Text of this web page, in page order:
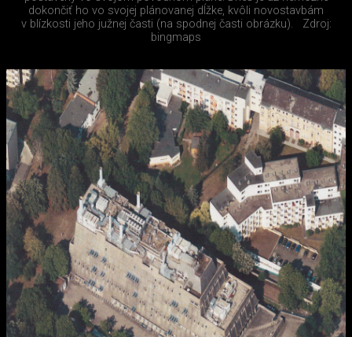
dokončiť ho vo svojej plánovanej dĺžke, kvôli novostavbám
v blízkosti jeho južnej časti (na spodnej časti obrázku).
Zdroj:
bingmaps